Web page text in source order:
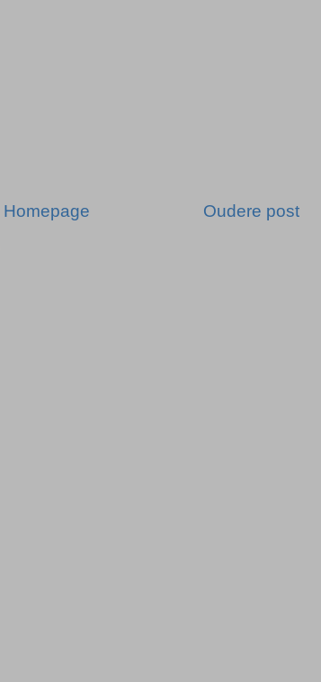
Oudere post
Homepage